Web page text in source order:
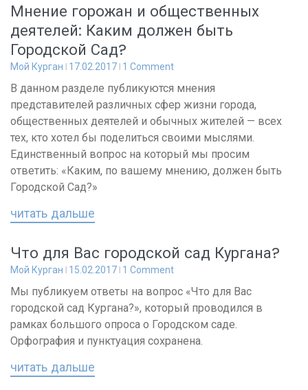
Мнение горожан и общественных
деятелей: Каким должен быть
Городской Сад?
Мой Курган 17.02.2017 1 Comment
В данном разделе публикуются мнения
представителей различных сфер жизни города,
общественных деятелей и обычных жителей — всех
тех, кто хотел бы поделиться своими мыслями.
Единственный вопрос на который мы просим
ответить: «Каким, по вашему мнению, должен быть
Городской Сад?»
читать дальше
Что для Вас городской сад Кургана?
Мой Курган 15.02.2017 1 Comment
Мы публикуем ответы на вопрос «Что для Вас
городской сад Кургана?», который проводился в
рамках большого опроса о Городском саде.
Орфография и пунктуация сохранена.
читать дальше